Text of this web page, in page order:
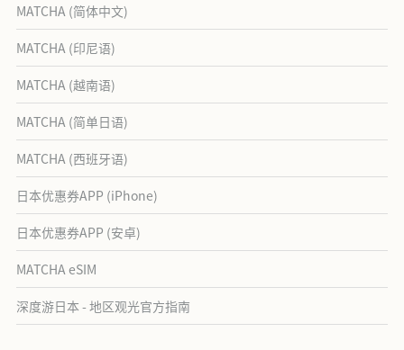
MATCHA (简体中文)
MATCHA (印尼语)
MATCHA (越南语)
MATCHA (简单日语)
MATCHA (西班牙语)
日本优惠券APP (iPhone)
日本优惠券APP (安卓)
MATCHA eSIM
深度游日本 - 地区观光官方指南